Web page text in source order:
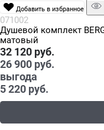
Добавить в избранное
071002
Душевой комплект
матовый
32 120 руб.
26 900 руб.
выгода
5 220 руб.